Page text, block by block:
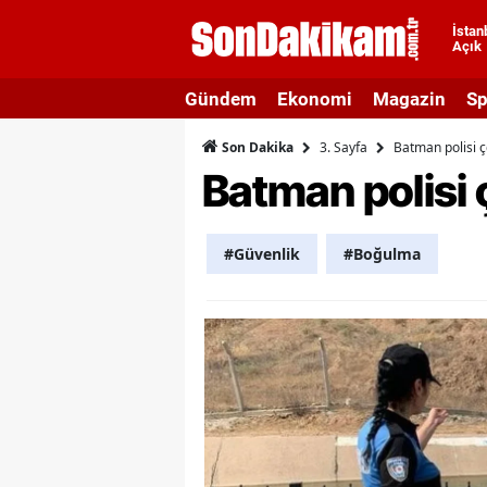
Açık
Gündem Ekonomi Magazin
Son Dakika 3. Sayfa Batman polisi
Batman polisi
#Güvenlik #Boğulma